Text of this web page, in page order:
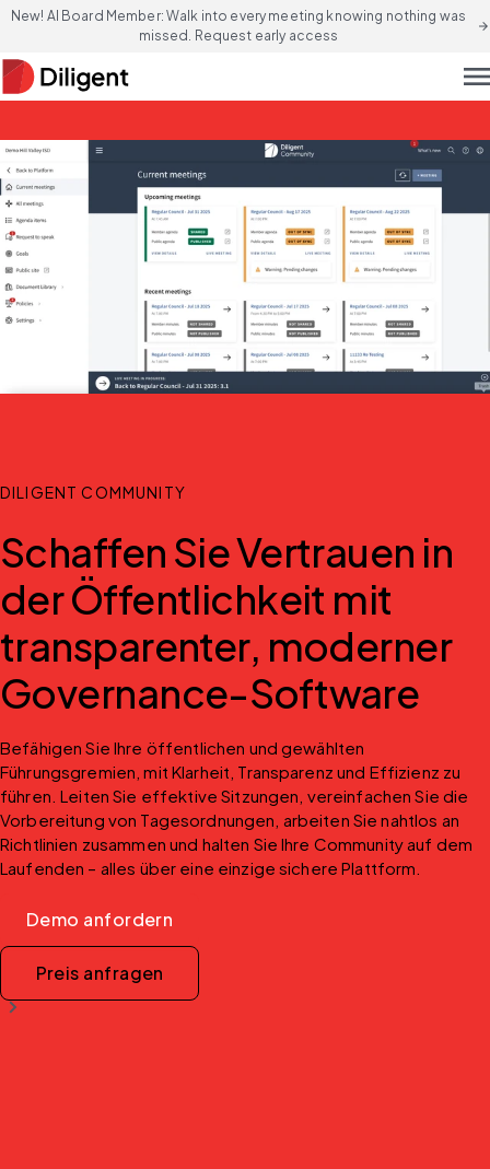
New! AI Board Member: Walk into every meeting knowing nothing was
missed. Request early access
arrow_forward
DILIGENT COMMUNITY
Schaffen Sie Vertrauen in
der Öffentlichkeit mit
transparenter, moderner
Governance-Software
Befähigen Sie Ihre öffentlichen und gewählten
Führungsgremien, mit Klarheit, Transparenz und Effizienz zu
führen. Leiten Sie effektive Sitzungen, vereinfachen Sie die
Vorbereitung von Tagesordnungen, arbeiten Sie nahtlos an
Richtlinien zusammen und halten Sie Ihre Community auf dem
Laufenden – alles über eine einzige sichere Plattform.
Demo anfordern
Preis anfragen